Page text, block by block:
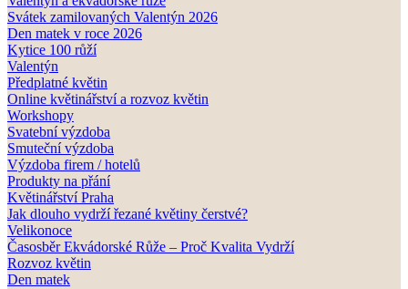
Svátek zamilovaných Valentýn 2026
Den matek v roce 2026
Kytice 100 růží
Valentýn
Předplatné květin
Online květinářství a rozvoz květin
Workshopy
Svatební výzdoba
Smuteční výzdoba
Výzdoba firem / hotelů
Produkty na přání
Květinářství Praha
Jak dlouho vydrží řezané květiny čerstvé?
Velikonoce
Časosběr Ekvádorské Růže – Proč Kvalita Vydrží
Rozvoz květin
Den matek